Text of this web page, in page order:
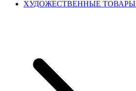
ХУДОЖЕСТВЕННЫЕ ТОВАРЫ